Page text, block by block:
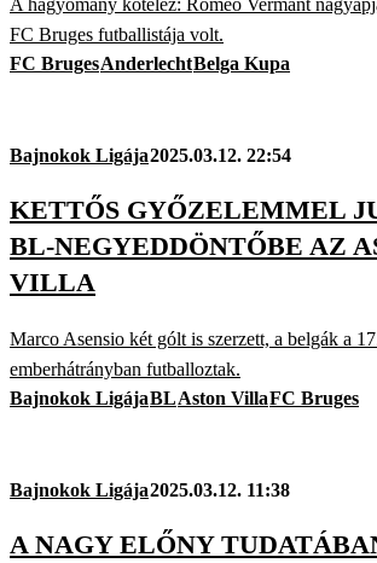
A hagyomány kötelez: Romeo Vermant
FC Bruges futballistája volt.
FC BrugesAnderlechtBelga Kupa
Bajnokok Ligája2025.03.12. 22:54
KETTŐS GYŐZELEMMEL
BL-NEGYEDDÖNTŐBE AZ
VILLA
Marco Asensio két gólt is szerzett, a belgák a
emberhátrányban futballoztak.
Bajnokok LigájaBLAston VillaFC Bruges
Bajnokok Ligája2025.03.12. 11:38
A NAGY ELŐNY